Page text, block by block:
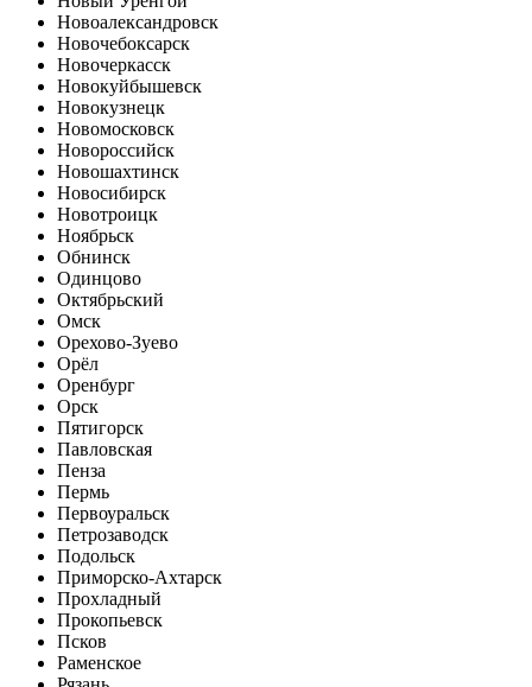
Новоалександровск
Новочебоксарск
Новочеркасск
Новокуйбышевск
Новокузнецк
Новомосковск
Новороссийск
Новошахтинск
Новосибирск
Новотроицк
Ноябрьск
Обнинск
Одинцово
Октябрьский
Омск
Орехово-Зуево
Орёл
Оренбург
Орск
Пятигорск
Павловская
Пенза
Пермь
Первоуральск
Петрозаводск
Подольск
Приморско-Ахтарск
Прохладный
Прокопьевск
Псков
Раменское